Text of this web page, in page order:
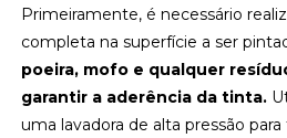
Primeiramente, é necessário
completa na superfície a ser
poeira, mofo e qualquer
garantir a aderência da tinta.
uma lavadora de alta pressão